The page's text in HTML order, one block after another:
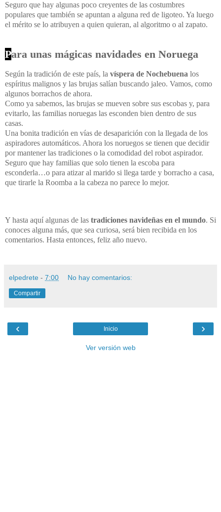
Seguro que hay algunas poco creyentes de las costumbres
populares que también se apuntan a alguna red de ligoteo. Ya luego
el mérito se lo atribuyen a quien quieran, al algoritmo o al zapato.
Para unas mágicas navidades en Noruega
Según la tradición de este país, la víspera de Nochebuena los
espíritus malignos y las brujas salían buscando jaleo. Vamos, como
algunos borrachos de ahora.
Como ya sabemos, las brujas se mueven sobre sus escobas y, para
evitarlo, las familias noruegas las esconden bien dentro de sus
casas.
Una bonita tradición en vías de desaparición con la llegada de los
aspiradores automáticos. Ahora los noruegos se tienen que decidir
por mantener las tradiciones o la comodidad del robot aspirador.
Seguro que hay familias que solo tienen la escoba para
esconderla…o para atizar al marido si llega tarde y borracho a casa,
que tirarle la Roomba a la cabeza no parece lo mejor.
Y hasta aquí algunas de las tradiciones navideñas en el mundo. Si
conoces alguna más, que sea curiosa, será bien recibida en los
comentarios. Hasta entonces, feliz año nuevo.
elpedrete - 7:00 No hay comentarios:
Compartir
‹ ›
Inicio
Ver versión web